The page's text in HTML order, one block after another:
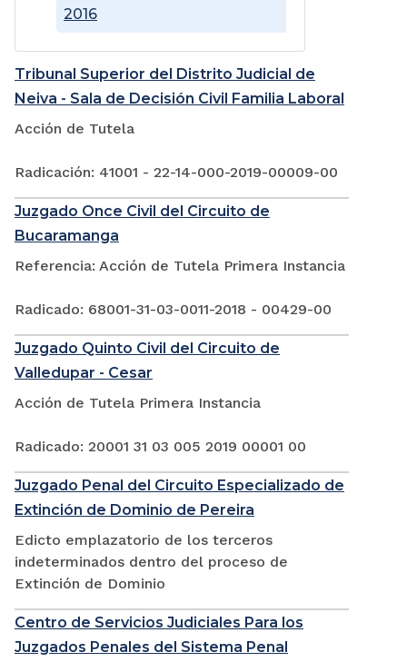
2016
Tribunal Superior del Distrito Judicial de
Neiva - Sala de Decisión Civil Familia Laboral
Acción de Tutela
Radicación: 41001 - 22-14-000-2019-00009-00
Juzgado Once Civil del Circuito de
Bucaramanga
Referencia: Acción de Tutela Primera Instancia
Radicado: 68001-31-03-0011-2018 - 00429-00
Juzgado Quinto Civil del Circuito de
Valledupar - Cesar
Acción de Tutela Primera Instancia
Radicado: 20001 31 03 005 2019 00001 00
Juzgado Penal del Circuito Especializado de
Extinción de Dominio de Pereira
Edicto emplazatorio de los terceros
indeterminados dentro del proceso de
Extinción de Dominio
Centro de Servicios Judiciales Para los
Juzgados Penales del Sistema Penal